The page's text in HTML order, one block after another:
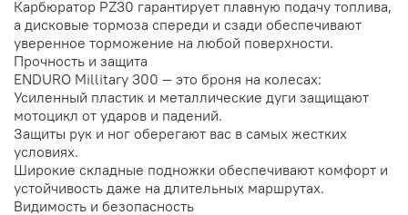
Карбюратор PZ30 гарантирует плавную подачу топлива,
а дисковые тормоза спереди и сзади обеспечивают
уверенное торможение на любой поверхности.
Прочность и защита
ENDURO Millitary 300 — это броня на колесах:
Усиленный пластик и металлические дуги защищают
мотоцикл от ударов и падений.
Защиты рук и ног оберегают вас в самых жестких
условиях.
Широкие складные подножки обеспечивают комфорт и
устойчивость даже на длительных маршрутах.
Видимость и безопасность